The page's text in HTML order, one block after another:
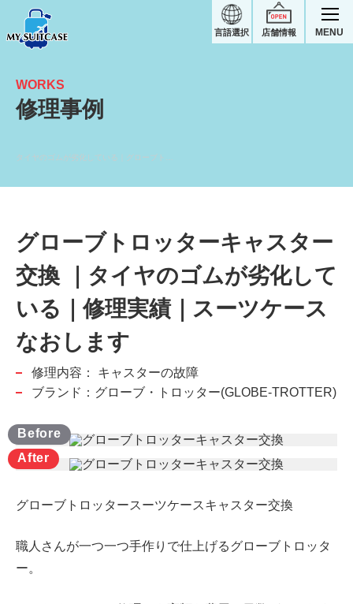
店舗情報
言語選択 MENU
WORKS
修理事例
グローブトロッターキャスター
交換 ｜タイヤのゴムが劣化して
いる｜修理実績｜スーツケース
なおします
修理内容：
キャスターの故障
ブランド：グローブ・トロッター(GLOBE-TROTTER)
グローブトロッタースーツケースキャスター交換
職人さんが一つ一つ手作りで仕上げるグローブトロッタ
ー。